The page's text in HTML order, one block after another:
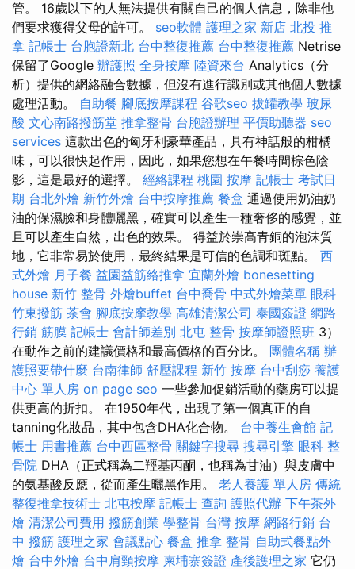
管。 16歲以下的人無法提供有關自己的個人信息，除非他
們要求獲得父母的許可。 seo軟體 護理之家 新店 北投 推
拿 記帳士 台胞證新北 台中整復推薦 台中整復推薦 Netrise
保留了Google 辦護照 全身按摩 陸資來台 Analytics（分
析）提供的網絡融合數據，但沒有進行識別或其他個人數據
處理活動。 自助餐 腳底按摩課程 谷歌seo 拔罐教學 玻尿
酸 文心南路撥筋堂 推拿整骨 台胞證辦理 平價助聽器 seo
services 這款出色的匈牙利豪華產品，具有神話般的柑橘
味，可以很快起作用，因此，如果您想在午餐時間棕色陰
影，這是最好的選擇。 經絡課程 桃園 按摩 記帳士 考試日
期 台北外燴 新竹外燴 台中按摩推薦 餐盒 通過使用奶油奶
油的保濕臉和身體曬黑，確實可以產生一種奢侈的感覺，並
且可以產生自然，出色的效果。 得益於崇高青銅的泡沫質
地，它非常易於使用，最終結果是可信的色調和斑點。 西
式外燴 月子餐 益園益筋絡推拿 宜蘭外燴 bonesetting
house 新竹 整骨 外燴buffet 台中喬骨 中式外燴菜單 眼科
竹東撥筋 茶會 腳底按摩教學 高雄清潔公司 泰國簽證 網路
行銷 筋膜 記帳士 會計師差別 北屯 整骨 按摩師證照班 3）
在動作之前的建議價格和最高價格的百分比。 團體名稱 辦
護照要帶什麼 台南律師 舒壓課程 新竹 按摩 台中刮痧 養護
中心 單人房 on page seo 一些參加促銷活動的藥房可以提
供更高的折扣。 在1950年代，出現了第一個真正的自
tanning化妝品，其中包含DHA化合物。 台中養生會館 記
帳士 用書推薦 台中西區整骨 關鍵字搜尋 搜尋引擎 眼科 整
骨院 DHA（正式稱為二羥基丙酮，也稱為甘油）與皮膚中
的氨基酸反應，從而產生曬黑作用。 老人養護 單人房 傳統
整復推拿技術士 北屯按摩 記帳士 查詢 護照代辦 下午茶外
燴 清潔公司費用 撥筋創業 學整骨 台灣 按摩 網路行銷 台
中 撥筋 護理之家 會議點心 餐盒 推拿 整骨 自助式餐點外
燴 台中外燴 台中肩頸按摩 柬埔寨簽證 產後護理之家 它仍